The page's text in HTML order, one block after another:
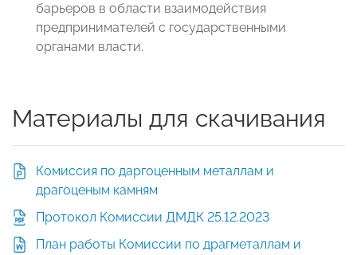
барьеров в области взаимодействия
предпринимателей с государственными
органами власти.
Материалы для скачивания
Комиссия по даргоценным металлам и
драгоценым камням
Протокол Комиссии ДМДК 25.12.2023
План работы Комиссии по драгметаллам и